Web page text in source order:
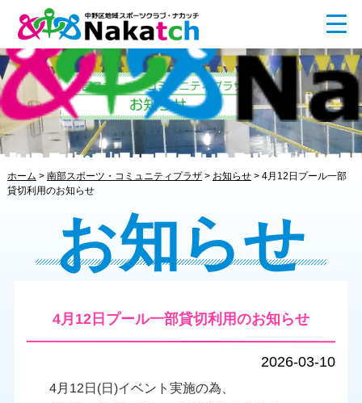
ホーム > 南部スポーツ・コミュニティプラザ> お知らせ> 4月12日プール一部
貸切利用のお知らせ
お知らせ
4月12日プール一部貸切利用のお知らせ
2026-03-10
4月12日(日)イベント実施の為、